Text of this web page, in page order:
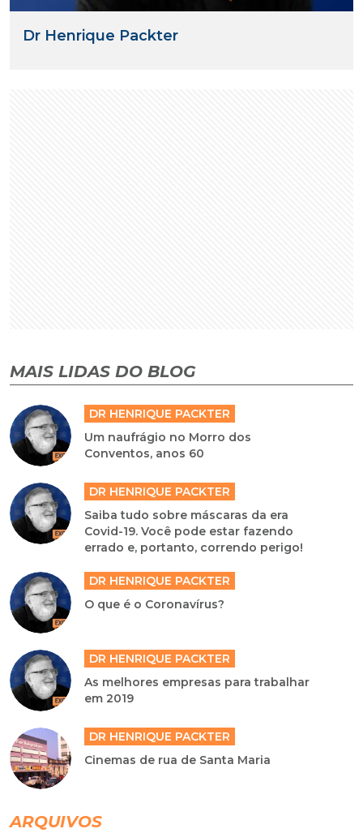
Dr Henrique Packter
MAIS LIDAS DO BLOG
DR HENRIQUE PACKTER
Um naufrágio no Morro dos
Conventos, anos 60
DR HENRIQUE PACKTER
Saiba tudo sobre máscaras da era
Covid-19. Você pode estar fazendo
errado e, portanto, correndo perigo!
DR HENRIQUE PACKTER
O que é o Coronavírus?
DR HENRIQUE PACKTER
As melhores empresas para trabalhar
em 2019
DR HENRIQUE PACKTER
Cinemas de rua de Santa Maria
ARQUIVOS